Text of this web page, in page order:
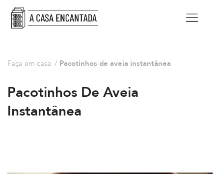
Faça em casa / Pacotinhos de aveia instantânea
Pacotinhos De Aveia
Instantânea